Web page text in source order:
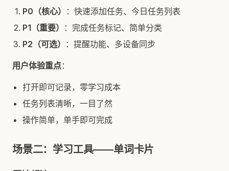
P0（核心）
：快速添加任务、今日任务列表
P1（重要）
：完成任务标记、简单分类
P2（可选）
：提醒功能、多设备同步
用户体验重点：
打开即可记录，零学习成本
任务列表清晰，一目了然
操作简单，单手即可完成
场景二：学习工具——单词卡片